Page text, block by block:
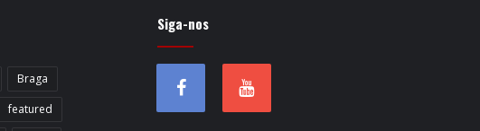
Braga
featured
Siga-nos